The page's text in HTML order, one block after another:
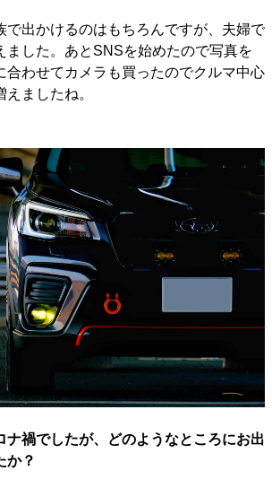
で出かけるのはもちろんですが、夫婦で
ました。あとSNSを始めたので写真を
合わせてカメラも買ったのでクルマ中心
ましたね。
禍でしたが、どのようなところにお出
か？